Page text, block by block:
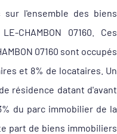
sur l'ensemble des biens
CHAMBON 07160. Ces
07160 sont occupés
et 8% de locataires. Un
résidence datant d'avant
du parc immobilier de la
part de biens immobiliers